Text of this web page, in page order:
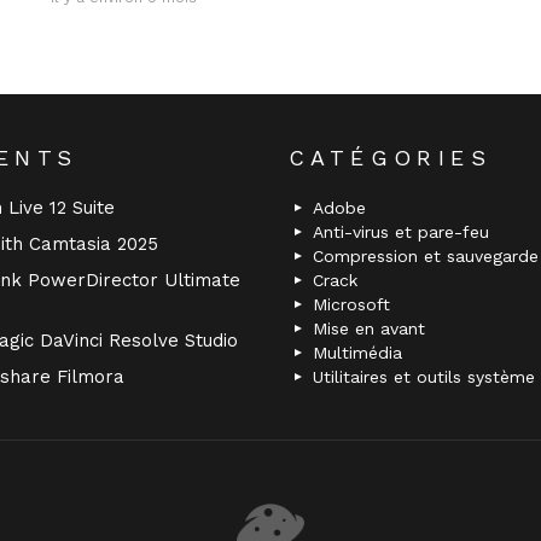
12 Suite
Camtasia 2025
PowerDirector Ultimate
DaVinci Resolve Studio
Filmora
CATÉGORIES
Adobe
Anti-virus et pare-feu
Compression et sauvegarde
Crack
Microsoft
Mise en avant
Multimédia
Utilitaires et outils système